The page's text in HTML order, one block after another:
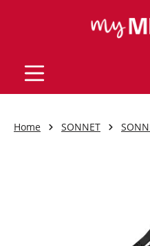
Home SONNET